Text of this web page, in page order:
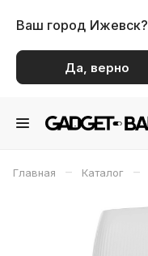
Ваш город Ижевск?
Да, верно
Главная – Каталог –